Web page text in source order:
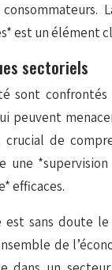
est un élément
sectoriels
sont
peuvent
de
une
efficaces.
est sans doute
de